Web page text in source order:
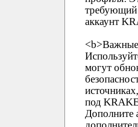
требующий
аккаунт
<b>Важные
могут
под
Дополните